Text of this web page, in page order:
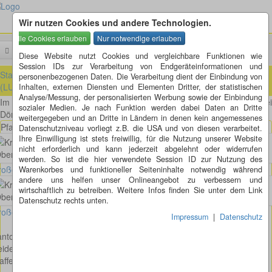
Wir nutzen Cookies und andere Technologien.
Diese Website nutzt Cookies und vergleichbare Funktionen wie
Session IDs zur Verarbeitung von Endgeräteinformationen und
personenbezogenen Daten. Die Verarbeitung dient der Einbindung von
Inhalten, externen Diensten und Elementen Dritter, der statistischen
Analyse/Messung, der personalisierten Werbung sowie der Einbindung
sozialer Medien. Je nach Funktion werden dabei Daten an Dritte
weitergegeben und an Dritte in Ländern in denen kein angemessenes
Datenschutzniveau vorliegt z.B. die USA und von diesen verarbeitet.
Ihre Einwilligung ist stets freiwillig, für die Nutzung unserer Website
nicht erforderlich und kann jederzeit abgelehnt oder widerrufen
werden. So ist die hier verwendete Session ID zur Nutzung des
Warenkorbes und funktioneller Seiteninhalte notwendig während
andere uns helfen unser Onlineangebot zu verbessern und
wirtschaftlich zu betreiben. Weitere Infos finden Sie unter dem Link
Datenschutz rechts unten.
Impressum | Datenschutz
Startseite » ausländische Kreisel » Schweiz » Luzern (LU) » Reiden
(LU)
Im Kanton Luzern liegtReiden. Die Gemeinde besteht aus drei
Dörfern, Langnau, Reichental und Reiden.
Pfaffenauerstrasse - Hauptstrasse - Oberdorfstrasse in Reiden
Bild anzeigen
Bild anzeigen
Luzern
- Hauptstrasse - Oberdorfstrasse